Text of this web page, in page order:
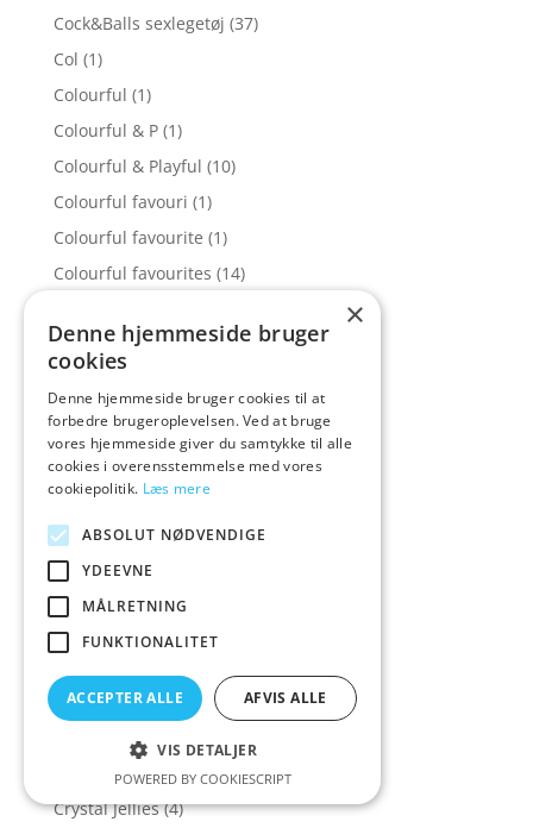
Cock&Balls sexlegetøj (37)
Col (1)
Colourful (1)
Colourful & P (1)
Colourful & Playful (10)
Colourful favouri (1)
Colourful favourite (1)
Colourful favourites (14)
CoolMann (1)
Corsager&Korsetter (135)
Corset (16)
Cottelli Collection (573)
Cowgirl
Crave
Crazy Deals
Creative Conceptions
Crisco (1)
Cross Dressing
Crystal Clear (1)
Crystal Jellies (4)
×
Denne hjemmeside bruger
cookies
Denne hjemmeside bruger cookies til at
forbedre brugeroplevelsen. Ved at bruge
vores hjemmeside giver du samtykke til alle
cookies i overensstemmelse med vores
cookiepolitik. Læs mere
ABSOLUT NØDVENDIGE
YDEEVNE
MÅLRETNING
FUNKTIONALITET
ACCEPTER ALLE AFVIS ALLE
VIS DETALJER
POWERED BY COOKIESCRIPT